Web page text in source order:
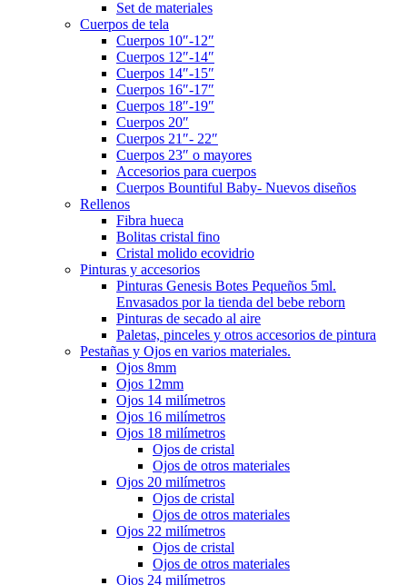
Set de materiales
Cuerpos de tela
Cuerpos 10″-12″
Cuerpos 12″-14″
Cuerpos 14″-15″
Cuerpos 16″-17″
Cuerpos 18″-19″
Cuerpos 20″
Cuerpos 21″- 22″
Cuerpos 23″ o mayores
Accesorios para cuerpos
Cuerpos Bountiful Baby- Nuevos diseños
Rellenos
Fibra hueca
Bolitas cristal fino
Cristal molido ecovidrio
Pinturas y accesorios
Pinturas Genesis Botes Pequeños 5ml.
Envasados por la tienda del bebe reborn
Pinturas de secado al aire
Paletas, pinceles y otros accesorios de pintura
Pestañas y Ojos en varios materiales.
Ojos 8mm
Ojos 12mm
Ojos 14 milímetros
Ojos 16 milímetros
Ojos 18 milímetros
Ojos de cristal
Ojos de otros materiales
Ojos 20 milímetros
Ojos de cristal
Ojos de otros materiales
Ojos 22 milímetros
Ojos de cristal
Ojos de otros materiales
Ojos 24 milímetros